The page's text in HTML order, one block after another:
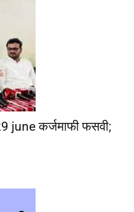
june कर्जमाफी फसवी;